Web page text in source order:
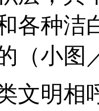
各种洁
（小图
文明相